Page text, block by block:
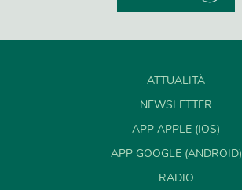
ATTUALITÀ
NEWSLETTER
APP APPLE (IOS)
APP GOOGLE (ANDROID)
RADIO